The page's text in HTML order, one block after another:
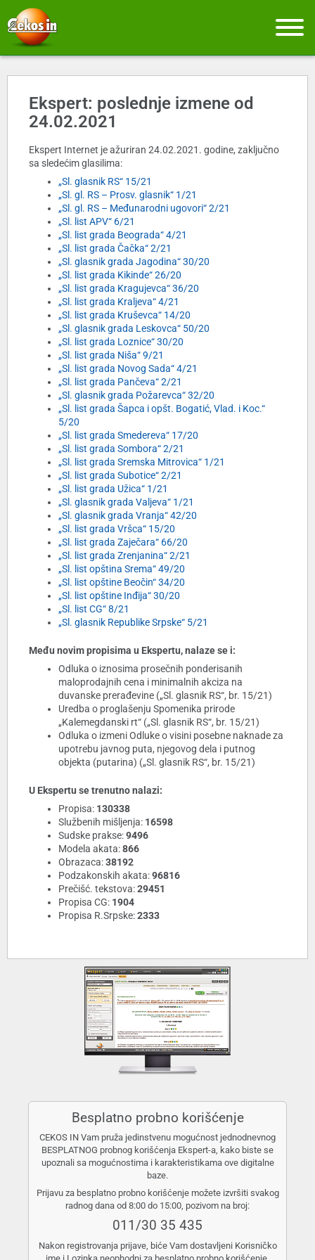
Ekspert: poslednje izmene od
24.02.2021
Ekspert Internet je ažuriran 24.02.2021. godine, zaključno
sa sledećim glasilima:
„Sl. glasnik RS“ 15/21
„Sl. gl. RS – Prosv. glasnik“ 1/21
„Sl. gl. RS – Međunarodni ugovori“ 2/21
„Sl. list APV“ 6/21
„Sl. list grada Beograda“ 4/21
„Sl. list grada Čačka“ 2/21
„Sl. glasnik grada Jagodina“ 30/20
„Sl. list grada Kikinde“ 26/20
„Sl. list grada Kragujevca“ 36/20
„Sl. list grada Kraljeva“ 4/21
„Sl. list grada Kruševca“ 14/20
„Sl. glasnik grada Leskovca“ 50/20
„Sl. list grada Loznice“ 30/20
„Sl. list grada Niša“ 9/21
„Sl. list grada Novog Sada“ 4/21
„Sl. list grada Pančeva“ 2/21
„Sl. glasnik grada Požarevca“ 32/20
„Sl. list grada Šapca i opšt. Bogatić, Vlad. i Koc.“
5/20
„Sl. list grada Smedereva“ 17/20
„Sl. list grada Sombora“ 2/21
„Sl. list grada Sremska Mitrovica“ 1/21
„Sl. list grada Subotice“ 2/21
„Sl. list grada Užica“ 1/21
„Sl. glasnik grada Valjeva“ 1/21
„Sl. glasnik grada Vranja“ 42/20
„Sl. list grada Vršca“ 15/20
„Sl. list grada Zaječara“ 66/20
„Sl. list grada Zrenjanina“ 2/21
„Sl. list opština Srema“ 49/20
„Sl. list opštine Beočin“ 34/20
„Sl. list opštine Inđija“ 30/20
„Sl. list CG“ 8/21
„Sl. glasnik Republike Srpske“ 5/21
Među novim propisima u Ekspertu, nalaze se i:
Odluka o iznosima prosečnih ponderisanih
maloprodajnih cena i minimalnih akciza na
duvanske prerađevine („Sl. glasnik RS“, br. 15/21)
Uredba o proglašenju Spomenika prirode
„Kalemegdanski rt“ („Sl. glasnik RS“, br. 15/21)
Odluka o izmeni Odluke o visini posebne naknade za
upotrebu javnog puta, njegovog dela i putnog
objekta (putarina) („Sl. glasnik RS“, br. 15/21)
U Ekspertu se trenutno nalazi:
Propisa: 130338
Službenih mišljenja: 16598
Sudske prakse:9496
Modela akata:866
Obrazaca:38192
Podzakonskih akata:96816
Prečišć. tekstova:29451
Propisa CG: 1904
Propisa R.Srpske:2333
Besplatno probno korišćenje
CEKOS IN Vam pruža jedinstvenu mogućnost jednodnevnog
BESPLATNOG probnog korišćenja Ekspert-a, kako biste se
upoznali sa mogućnostima i karakteristikama ove digitalne
baze.
Prijavu za besplatno probno korišćenje možete izvršiti svakog
radnog dana od 8:00 do 15:00, pozivom na broj:
011/30 35 435
Nakon registrovanja prijave, biće Vam dostavljeni Korisničko